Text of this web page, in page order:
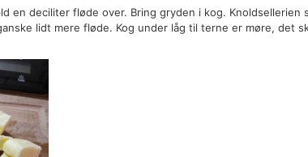
en deciliter fløde over. Bring gryden i kog.
lidt mere fløde. Kog under låg til terne er møre, det